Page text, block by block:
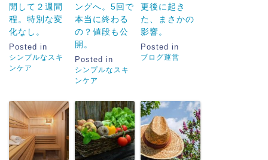
開して２週間
程。特別な変
化なし。
Posted in
シンプルなスキ
ンケア
ングへ。5回で
本当に終わる
の？値段も公
開。
Posted in
シンプルなスキ
ンケア
更後に起き
た、まさかの
影響。
Posted in
ブログ運営